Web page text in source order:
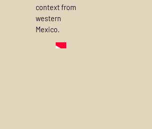
context from
western
Mexico.